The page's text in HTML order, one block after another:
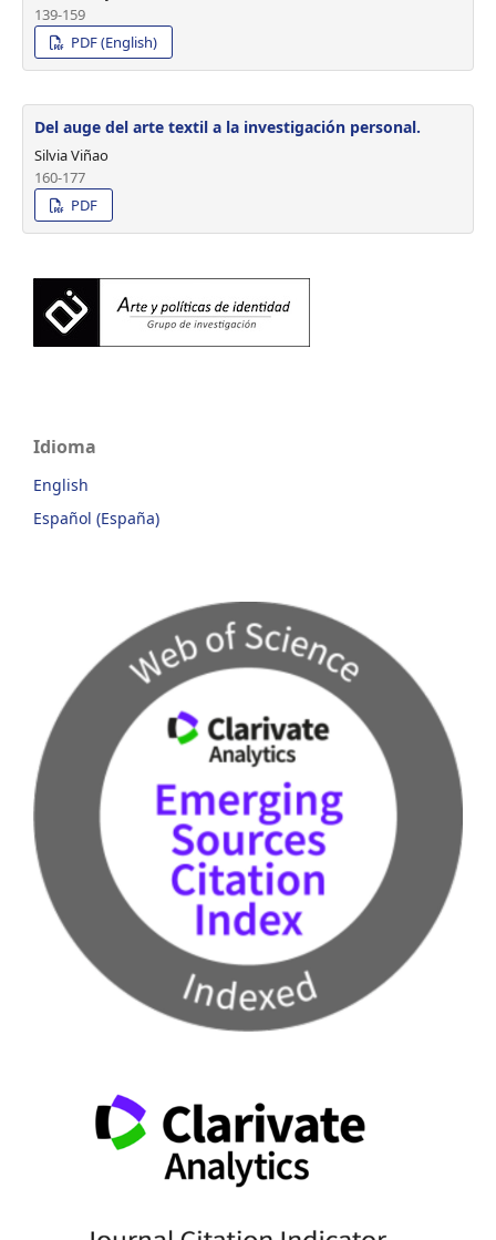
139-159
PDF (English)
Del auge del arte textil a la investigación personal.
Silvia Viñao
160-177
PDF
Idioma
English
Español (España)